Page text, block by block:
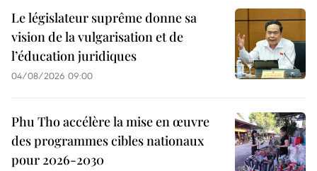
Le législateur suprême donne sa
vision de la vulgarisation et de
l’éducation juridiques
04/08/2026 09:00
Phu Tho accélère la mise en œuvre
des programmes cibles nationaux
pour 2026-2030